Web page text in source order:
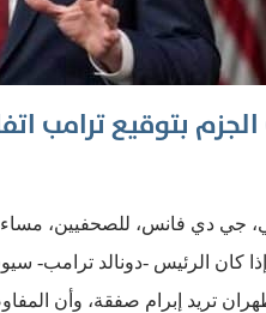
بتوقيع ترامب
جي دي فانس، للصحفيين،
كان الرئيس -دونالد ترامب-
تريد إبرام صفقة، وأن